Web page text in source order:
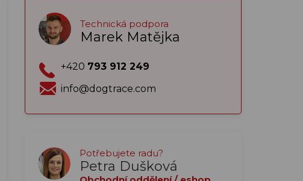
Technická podpora
Marek Matějka
+420 793 912 249
info@dogtrace.com
Potřebujete radu?
Petra Dušková